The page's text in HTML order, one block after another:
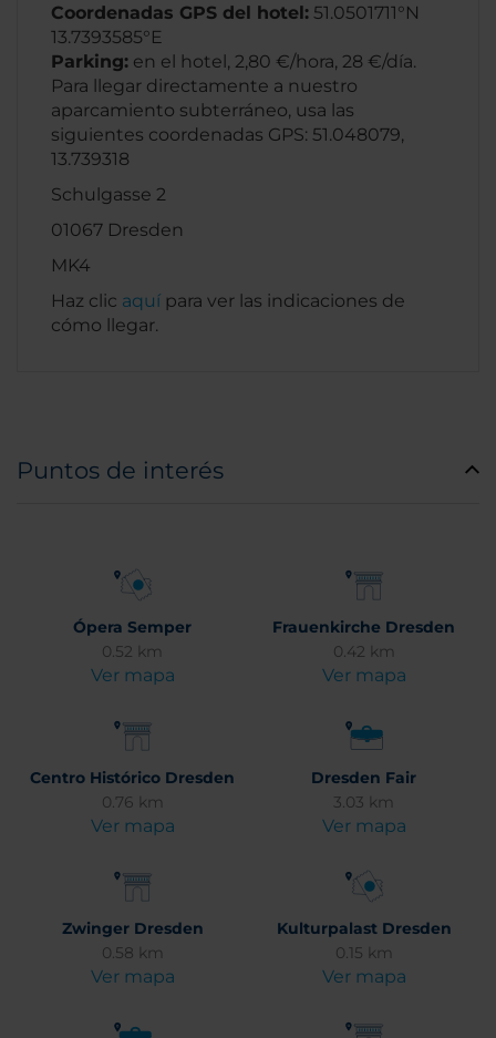
Coordenadas GPS del hotel: 51.0501711°N
13.7393585°E
Parking: en el hotel, 2,80 €/hora, 28 €/día.
Para llegar directamente a nuestro
aparcamiento subterráneo, usa las
siguientes coordenadas GPS: 51.048079,
13.739318
Schulgasse 2
01067 Dresden
MK4
Haz clic aquí para ver las indicaciones de
cómo llegar.
Puntos de interés
Ópera Semper
0.52 km
Ver mapa
Frauenkirche Dresden
0.42 km
Ver mapa
Centro Histórico Dresden
0.76 km
Ver mapa
Dresden Fair
3.03 km
Ver mapa
Zwinger Dresden
0.58 km
Ver mapa
Kulturpalast Dresden
0.15 km
Ver mapa